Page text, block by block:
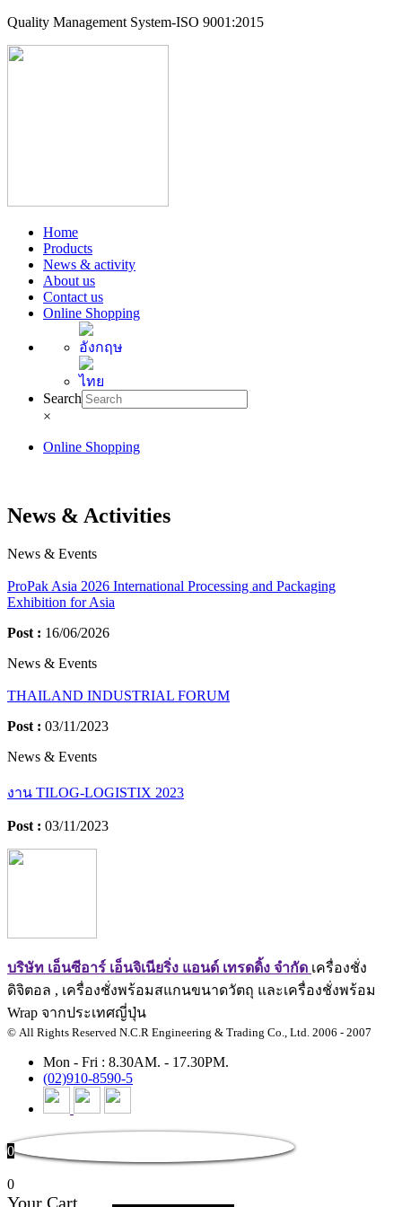
Quality Management System-ISO 9001:2015
Home
Products
News & activity
About us
Contact us
Online Shopping
Search
×
Online Shopping
News & Activities
News & Events
ProPak Asia 2026 International Processing and Packaging
Exhibition for Asia
Post : 16/06/2026
News & Events
THAILAND INDUSTRIAL FORUM
Post : 03/11/2023
News & Events
งาน TILOG-LOGISTIX 2023
Post : 03/11/2023
บริษัท เอ็นซีอาร์ เอ็นจิเนียริ่ง แอนด์ เทรดดิ้ง จำกัด เครื่องชั่ง
ดิจิตอล , เครื่องชั่งพร้อมสแกนขนาดวัตถุ และเครื่องชั่งพร้อม
Wrap จากประเทศญี่ปุ่น
© All Rights Reserved N.C.R Engineering & Trading Co., Ltd. 2006 - 2007
Mon - Fri : 8.30AM. - 17.30PM.
(02)910-8590-5
0
0
Your Cart